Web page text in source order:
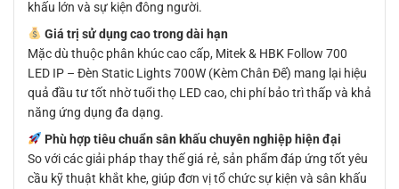
khấu lớn và sự kiện đông người.
Giá trị sử dụng cao trong dài hạn
Mặc dù thuộc phân khúc cao cấp, Mitek & HBK Follow 700
LED IP – Đèn Static Lights 700W (Kèm Chân Đế) mang lại hiệu
quả đầu tư tốt nhờ tuổi thọ LED cao, chi phí bảo trì thấp và khả
năng ứng dụng đa dạng.
Phù hợp tiêu chuẩn sân khấu chuyên nghiệp hiện đại
So với các giải pháp thay thế giá rẻ, sản phẩm đáp ứng tốt yêu
cầu kỹ thuật khắt khe, giúp đơn vị tổ chức sự kiện và sân khấu